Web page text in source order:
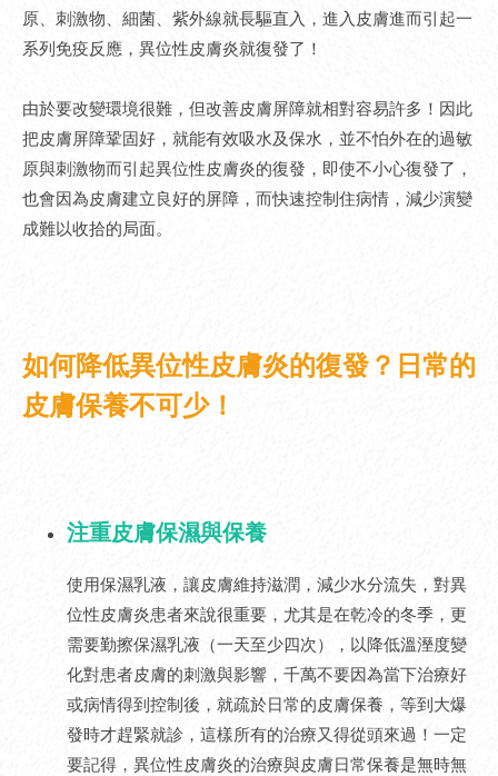
原、刺激物、細菌、紫外線就長驅直入，進入皮膚進而引起一
系列免疫反應，異位性皮膚炎就復發了！
由於要改變環境很難，但改善皮膚屏障就相對容易許多！因此
把皮膚屏障鞏固好，就能有效吸水及保水，並不怕外在的過敏
原與刺激物而引起異位性皮膚炎的復發，即使不小心復發了，
也會因為皮膚建立良好的屏障，而快速控制住病情，減少演變
成難以收拾的局面。
如何降低異位性皮膚炎的復發？日常的
皮膚保養不可少！
注重皮膚保濕與保養
使用保濕乳液，讓皮膚維持滋潤，減少水分流失，對異
位性皮膚炎患者來說很重要，尤其是在乾冷的冬季，更
需要勤擦保濕乳液（一天至少四次），以降低溫溼度變
化對患者皮膚的刺激與影響，千萬不要因為當下治療好
或病情得到控制後，就疏於日常的皮膚保養，等到大爆
發時才趕緊就診，這樣所有的治療又得從頭來過！一定
要記得，異位性皮膚炎的治療與皮膚日常保養是無時無